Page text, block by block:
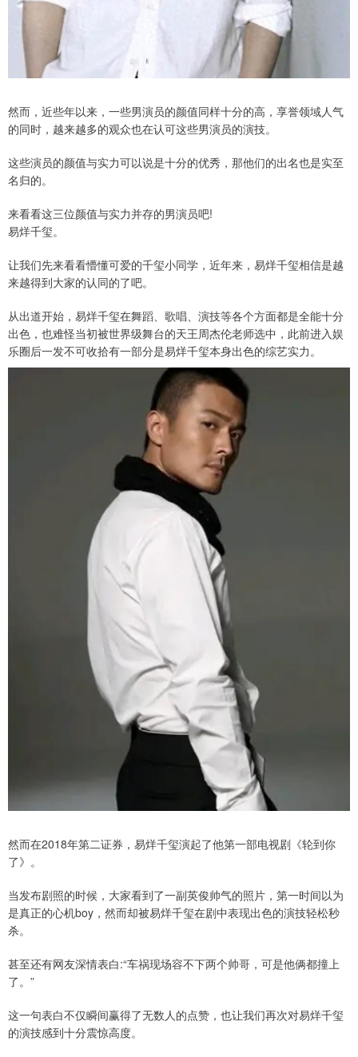
然而，近些年以来，一些男演员的颜值同样十分的高，享誉领域人气
的同时，越来越多的观众也在认可这些男演员的演技。
这些演员的颜值与实力可以说是十分的优秀，那他们的出名也是实至
名归的。
来看看这三位颜值与实力并存的男演员吧!
易烊千玺。
让我们先来看看懵懂可爱的千玺小同学，近年来，易烊千玺相信是越
来越得到大家的认同的了吧。
从出道开始，易烊千玺在舞蹈、歌唱、演技等各个方面都是全能十分
出色，也难怪当初被世界级舞台的天王周杰伦老师选中，此前进入娱
乐圈后一发不可收拾有一部分是易烊千玺本身出色的综艺实力。
然而在2018年第二证券，易烊千玺演起了他第一部电视剧《轮到你
了》。
当发布剧照的时候，大家看到了一副英俊帅气的照片，第一时间以为
是真正的心机boy，然而却被易烊千玺在剧中表现出色的演技轻松秒
杀。
甚至还有网友深情表白:“车祸现场容不下两个帅哥，可是他俩都撞上
了。”
这一句表白不仅瞬间赢得了无数人的点赞，也让我们再次对易烊千玺
的演技感到十分震惊高度。